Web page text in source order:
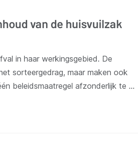
van de huisvuilzak
in haar werkingsgebied. De
sorteergedrag, maar maken ook
beleidsmaatregel afzonderlijk te …